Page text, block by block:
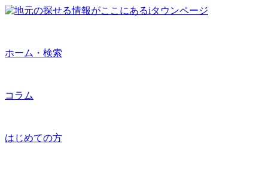
ホーム・検索
コラム
はじめての方